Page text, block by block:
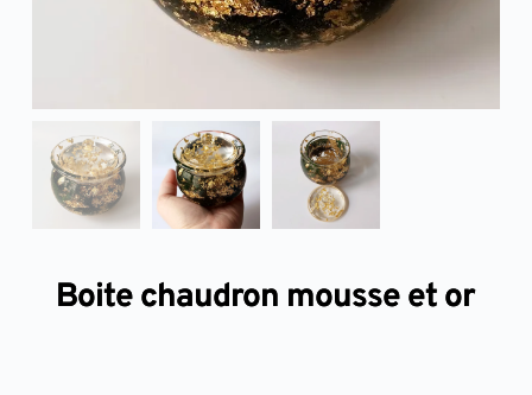
Boite chaudron mousse et or